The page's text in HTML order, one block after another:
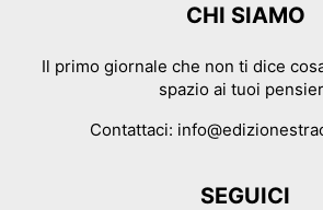
CHI SIAMO
Il primo giornale che non ti dice
spazio ai tuoi
Contattaci:
SEGUICI